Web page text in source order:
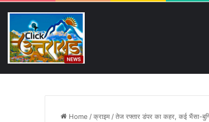
Friday, August 7 2026
Home /क्राइम /तेज रफ्तार डंपर का कहर, कई भैंसा-